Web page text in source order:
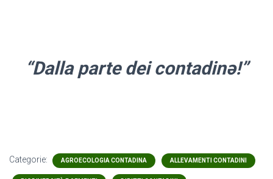
“Dalla parte dei contadinə!”
Categorie: AGROECOLOGIA CONTADINA ALLEVAMENTI CONTADINI